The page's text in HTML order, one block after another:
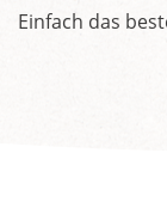
Einfach das